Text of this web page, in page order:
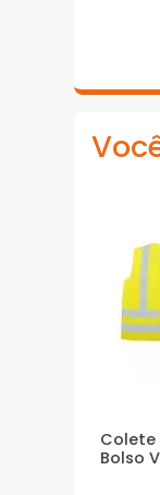
Colete
Bolso